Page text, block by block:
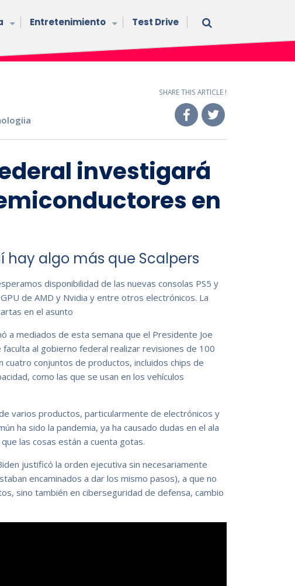
Entretenimiento Test Drive
SHARE THIS ARTICLE !
investigará
en
hay algo más que Scalpers
disponibilidad de las nuevas consolas PS5 y
de AMD y Nvidia y entre otros electrónicos. La
en el asunto
a mediados de esta semana que el Presidente Joe
al gobierno federal realizar revisiones de 100
cuatro conjuntos de productos, incluidos chips de
como las que se usan en los vehículos
varios productos, particularmente de electrónicos y
ha sido la pandemia, ya ha causado dudas en el ala
las cosas están a cuenta gotas.
justificó la orden ejecutiva sin necesariamente
encaminados a dar los mismo pasos), a que no
sino también en ciberseguridad de defensa, cambio